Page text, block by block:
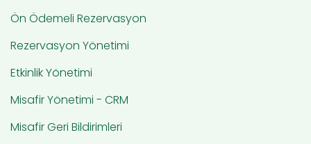
Ön Ödemeli Rezervasyon
Rezervasyon Yönetimi
Etkinlik Yönetimi
Misafir Yönetimi - CRM
Misafir Geri Bildirimleri